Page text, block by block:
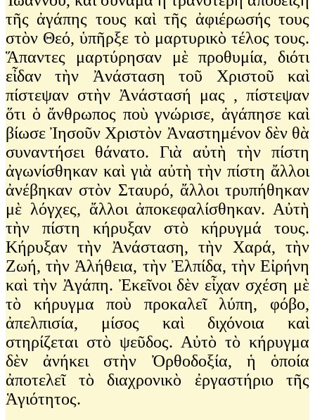
τῆς ἀγάπης τους καὶ τῆς ἀφιέρωσής τους
στὸν Θεό, ὑπῆρξε τὸ μαρτυρικὸ τέλος τους.
Ἅπαντες μαρτύρησαν μὲ προθυμία, διότι
εἶδαν τὴν Ἀνάσταση τοῦ Χριστοῦ καὶ
πίστεψαν στὴν Ἀνάστασή μας , πίστεψαν
ὅτι ὁ ἄνθρωπος ποὺ γνώρισε, ἀγάπησε καὶ
βίωσε Ἰησοῦν Χριστὸν Ἀναστημένον δὲν θὰ
συναντήσει θάνατο. Γιὰ αὐτὴ τὴν πίστη
ἀγωνίσθηκαν καὶ γιὰ αὐτὴ τὴν πίστη ἄλλοι
ἀνέβηκαν στὸν Σταυρό, ἄλλοι τρυπήθηκαν
μὲ λόγχες, ἄλλοι ἀποκεφαλίσθηκαν. Αὐτὴ
τὴν πίστη κήρυξαν στὸ κήρυγμά τους.
Κήρυξαν τὴν Ἀνάσταση, τὴν Χαρά, τὴν
Ζωή, τὴν Ἀλήθεια, τὴν Ἐλπίδα, τὴν Εἰρήνη
καὶ τὴν Ἀγάπη. Ἐκεῖνοι δὲν εἶχαν σχέση μὲ
τὸ κήρυγμα ποὺ προκαλεῖ λύπη, φόβο,
ἀπελπισία, μίσος καὶ διχόνοια καὶ
στηρίζεται στὸ ψεῦδος. Αὐτὸ τὸ κήρυγμα
δὲν ἀνήκει στὴν Ὀρθοδοξία, ἡ ὁποία
ἀποτελεῖ τὸ διαχρονικὸ ἐργαστήριο τῆς
Ἁγιότητος.